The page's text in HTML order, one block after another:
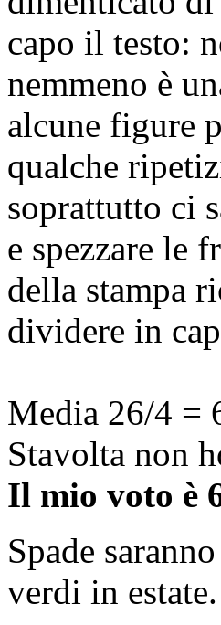
capo il testo:
nemmeno è
alcune figure
qualche
soprattutto ci
e spezzare le
della stampa
dividere in
Media 26/4 =
Stavolta non
Il mio voto è
Spade
verdi in estate.